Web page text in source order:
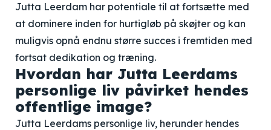
Jutta Leerdam har potentiale til at fortsætte med
at dominere inden for hurtigløb på skøjter og kan
muligvis opnå endnu større succes i fremtiden med
fortsat dedikation og træning.
Hvordan har Jutta Leerdams
personlige liv påvirket hendes
offentlige image?
Jutta Leerdams personlige liv, herunder hendes